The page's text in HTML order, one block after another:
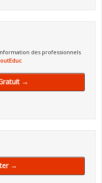
des professionnels
→
→